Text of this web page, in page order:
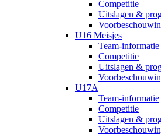
Competitie
Uitslagen &
U16 Meisjes
Team-informatie
Competitie
Uitslagen &
U17A
Team-informatie
Competitie
Uitslagen &